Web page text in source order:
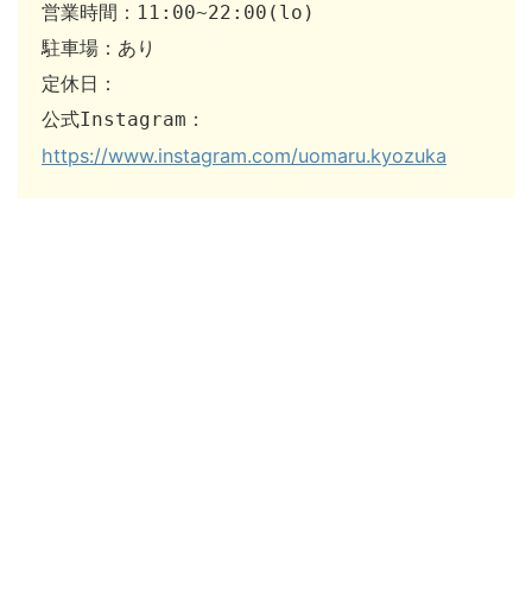
営業時間：11:00~22:00(lo)
駐車場：あり
定休日：
公式Instagram：
https://www.instagram.com/uomaru.kyozuka